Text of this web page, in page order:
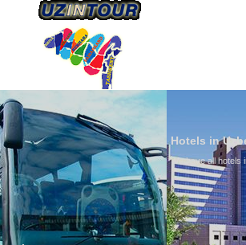
Hotels in Uzbekistan
We have all hotels in Uzbekistan